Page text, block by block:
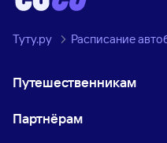
Туту.ру Расписание
Путешественникам
Партнёрам